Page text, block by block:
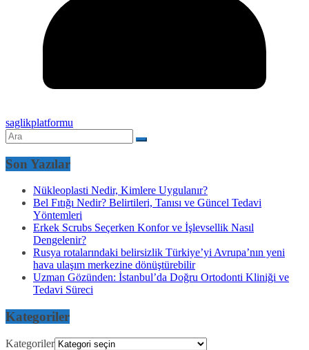
saglikplatformu
Son Yazılar
Nükleoplasti Nedir, Kimlere Uygulanır?
Bel Fıtığı Nedir? Belirtileri, Tanısı ve Güncel Tedavi
Yöntemleri
Erkek Scrubs Seçerken Konfor ve İşlevsellik Nasıl
Dengelenir?
Rusya rotalarındaki belirsizlik Türkiye’yi Avrupa’nın yeni
hava ulaşım merkezine dönüştürebilir
Uzman Gözünden: İstanbul’da Doğru Ortodonti Kliniği ve
Tedavi Süreci
Kategoriler
Kategoriler